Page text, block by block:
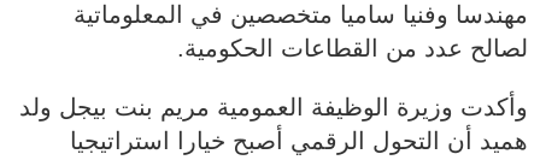
مهندسا وفنيا ساميا متخصصين في المعلوماتية
لصالح عدد من القطاعات الحكومية.
وأكدت وزيرة الوظيفة العمومية مريم بنت بيجل ولد
هميد أن التحول الرقمي أصبح خيارا استراتيجيا